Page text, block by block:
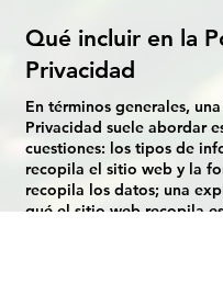
Qué incluir en la
Privacidad
En términos generales,
Privacidad suele abordar
cuestiones: los tipos de
recopila el sitio web y la
recopila los datos; una
qué el sitio web recopila